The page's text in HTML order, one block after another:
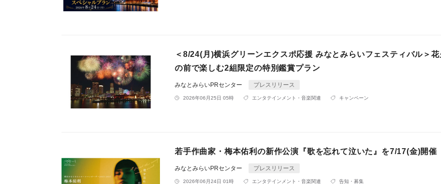
＜8/24(月)横浜グリーンエクスポ応援 みなとみらいフェスティバル＞
の前で楽しむ2組限定の特別鑑賞プラン
みなとみらいPRセンター プレスリリース
2026年06月25日 05時 エンタテインメント・音楽関連 キャンペーン
若手作曲家・梅本佑利の新作公演『歌を忘れて泣いた』を7/17(金)開催
みなとみらいPRセンター プレスリリース
2026年06月24日 01時 エンタテインメント・音楽関連 告知・募集